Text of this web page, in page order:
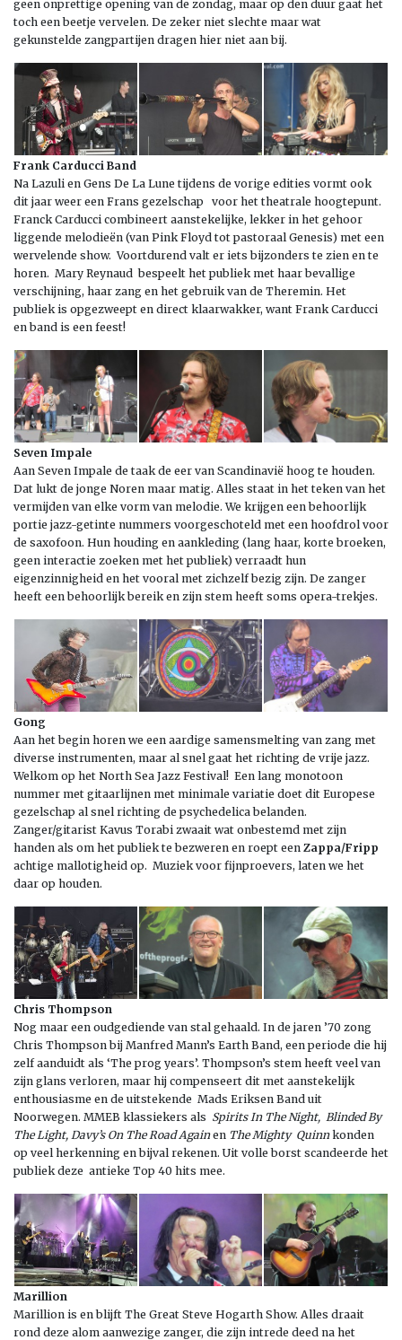
geen onprettige opening van de zondag, maar op den duur gaat het
toch een beetje vervelen. De zeker niet slechte maar wat
gekunstelde zangpartijen dragen hier niet aan bij.
Frank Carducci Band
Na Lazuli en Gens De La Lune tijdens de vorige edities vormt ook
dit jaar weer een Frans gezelschap voor het theatrale hoogtepunt.
Franck Carducci combineert aanstekelijke, lekker in het gehoor
liggende melodieën (van Pink Floyd tot pastoraal Genesis) met een
wervelende show. Voortdurend valt er iets bijzonders te zien en te
horen. Mary Reynaud bespeelt het publiek met haar bevallige
verschijning, haar zang en het gebruik van de Theremin. Het
publiek is opgezweept en direct klaarwakker, want Frank Carducci
en band is een feest!
Seven Impale
Aan Seven Impale de taak de eer van Scandinavië hoog te houden.
Dat lukt de jonge Noren maar matig. Alles staat in het teken van het
vermijden van elke vorm van melodie. We krijgen een behoorlijk
portie jazz-getinte nummers voorgeschoteld met een hoofdrol voor
de saxofoon. Hun houding en aankleding (lang haar, korte broeken,
geen interactie zoeken met het publiek) verraadt hun
eigenzinnigheid en het vooral met zichzelf bezig zijn. De zanger
heeft een behoorlijk bereik en zijn stem heeft soms opera-trekjes.
Gong
Aan het begin horen we een aardige samensmelting van zang met
diverse instrumenten, maar al snel gaat het richting de vrije jazz.
Welkom op het North Sea Jazz Festival! Een lang monotoon
nummer met gitaarlijnen met minimale variatie doet dit Europese
gezelschap al snel richting de psychedelica belanden.
Zanger/gitarist Kavus Torabi zwaait wat onbestemd met zijn
handen als om het publiek te bezweren en roept een Zappa/Fripp
achtige mallotigheid op. Muziek voor fijnproevers, laten we het
daar op houden.
Chris Thompson
Nog maar een oudgediende van stal gehaald. In de jaren ’70 zong
Chris Thompson bij Manfred Mann’s Earth Band, een periode die hij
zelf aanduidt als ‘The prog years’. Thompson’s stem heeft veel van
zijn glans verloren, maar hij compenseert dit met aanstekelijk
enthousiasme en de uitstekende Mads Eriksen Band uit
Noorwegen. MMEB klassiekers als Spirits In The Night, Blinded By
The Light, Davy’s On The Road Againen The Mighty Quinnkonden
op veel herkenning en bijval rekenen. Uit volle borst scandeerde het
publiek deze antieke Top 40 hits mee.
Marillion
Marillion is en blijft The Great Steve Hogarth Show. Alles draait
rond deze alom aanwezige zanger, die zijn intrede deed na het